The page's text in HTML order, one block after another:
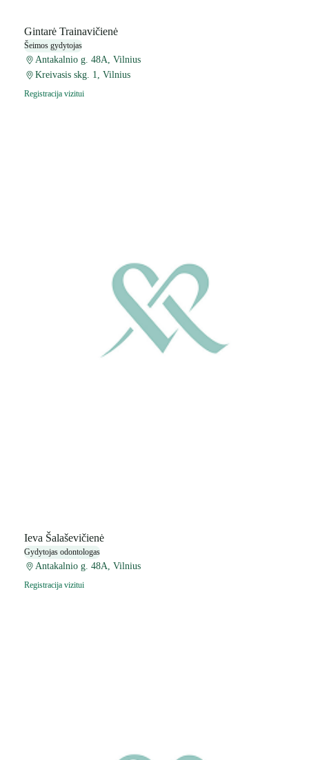
Gintarė Trainavičienė
Šeimos gydytojas
Antakalnio g. 48A, Vilnius
Kreivasis skg. 1, Vilnius
Registracija vizitui
Ieva Šalaševičienė
Gydytojas odontologas
Antakalnio g. 48A, Vilnius
Registracija vizitui